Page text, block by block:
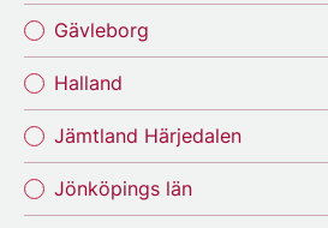
Gävleborg
Halland
Jämtland Härjedalen
Jönköpings län